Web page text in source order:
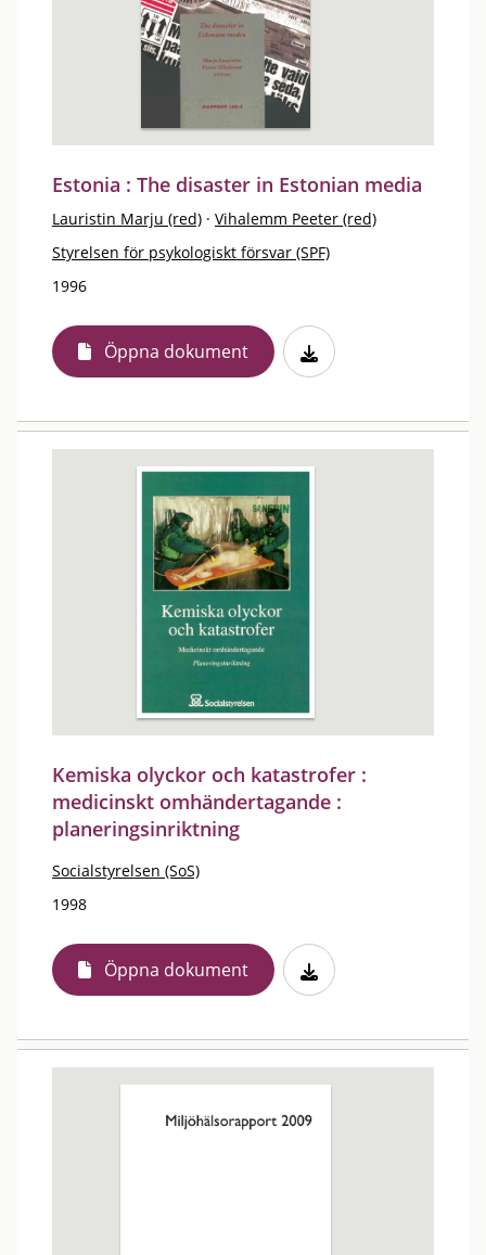
Estonia : The disaster in Estonian media
Lauristin Marju (red) · Vihalemm Peeter (red)
Styrelsen för psykologiskt försvar (SPF)
1996
Öppna dokument
Kemiska olyckor och katastrofer :
medicinskt omhändertagande :
planeringsinriktning
Socialstyrelsen (SoS)
1998
Öppna dokument